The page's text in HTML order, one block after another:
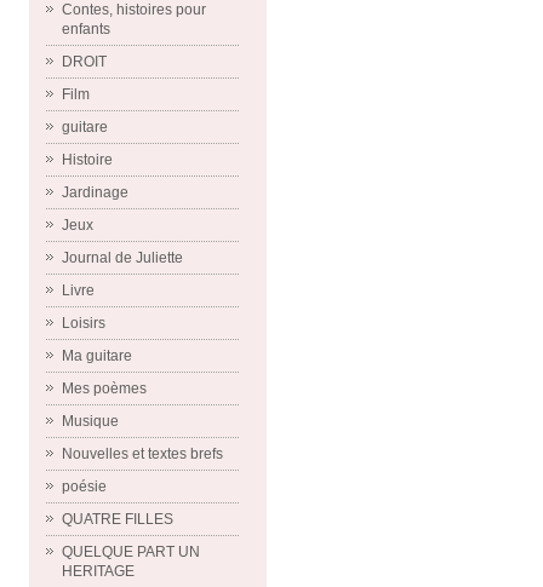
Contes, histoires pour
enfants
DROIT
Film
guitare
Histoire
Jardinage
Jeux
Journal de Juliette
Livre
Loisirs
Ma guitare
Mes poèmes
Musique
Nouvelles et textes brefs
poésie
QUATRE FILLES
QUELQUE PART UN
HERITAGE